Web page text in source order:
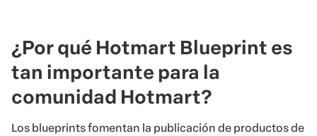
¿Por qué Hotmart Blueprint es
tan importante para la
comunidad Hotmart?
Los blueprints fomentan la publicación de productos de